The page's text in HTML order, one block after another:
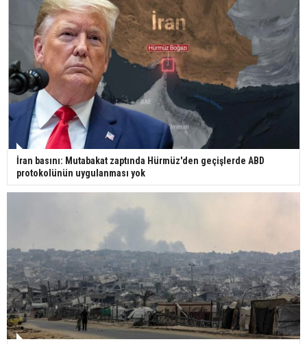
Yerli turist 229,7 milyar lira seyahat harcaması
yaptı
Gazze'deki Sağlık Bakanlığı duyurdu: Vahşetin
pençesinde 2 salgın vaka tespit edildi
İran basını: Mutabakat zaptında Hürmüz'den geçişlerde ABD
protokolünün uygulanması yok